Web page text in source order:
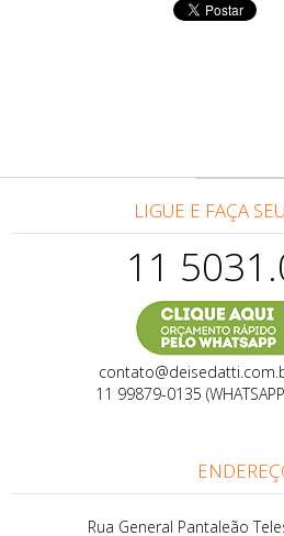
LIGUE E FAÇA
11
11 99879-0135
Rua General Pantaleão